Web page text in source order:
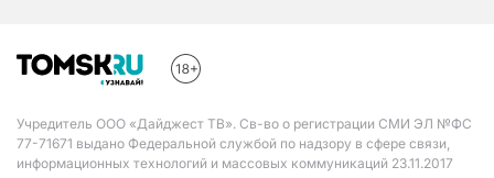
Учредитель ООО «Дайджест ТВ». Св-во о регистрации СМИ ЭЛ №ФС
77-71671 выдано Федеральной службой по надзору в сфере связи,
информационных технологий и массовых коммуникаций 23.11.2017